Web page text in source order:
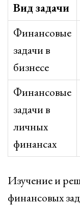
Вид задачи
Финансовые
задачи в
бизнесе
Финансовые
задачи в
личных
финансах
Изучение и
финансовых